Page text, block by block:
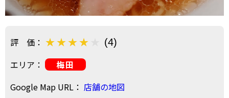
評 価： (4)
エリア：
梅田
Google Map URL： 店舗の地図